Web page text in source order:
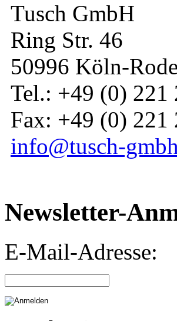
Tusch GmbH
Ring Str. 46
50996 Köln-
Tel.: +49 (0) 221
Fax: +49 (0) 221
info@tusch-
Newsletter-
E-Mail-Adresse: